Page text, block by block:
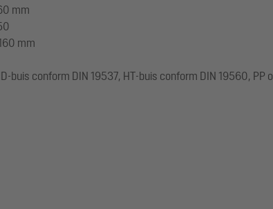
mm
mm
buis conform DIN 19537, HT-buis conform DIN 19560, PP